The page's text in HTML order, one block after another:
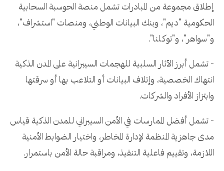
إطلاق مجموعة من المبادرات تشمل منصة الحوسبة السحابية
الحكومية "ديم"، وبنك البيانات الوطني، ومنصات "استشراف"،
و"سواهر"، و"توكلنا".
- تشمل أبرز الآثار السلبية للهجمات السيبرانية على المدن الذكية
انتهاك الخصصية، وإتلاف البيانات أو التلاعب بها أو سرقتها
وابتزاز الأفراد والشركات.
- تشمل أفضل الممارسات في الأمن السيبراني للمدن الذكية قياس
مدى جاهزية المنظمة لإدارة المخاطر، واختيار الضوابط الأمنية
اللازمة، وتقييم فاعلية التنفيذ، ومراقبة حالة الأمن باستمرار.